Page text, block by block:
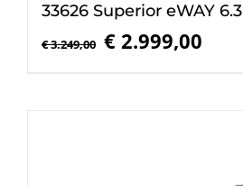
33626 Superior eWAY 6.3
€3.249,00
Oorspronkelijke
€ 2.999,00